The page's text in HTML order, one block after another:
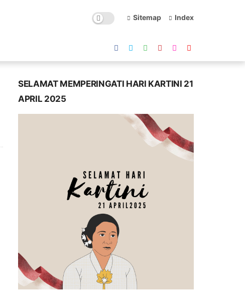
Sitemap Index
SELAMAT MEMPERINGATI HARI KARTINI 21
APRIL 2025